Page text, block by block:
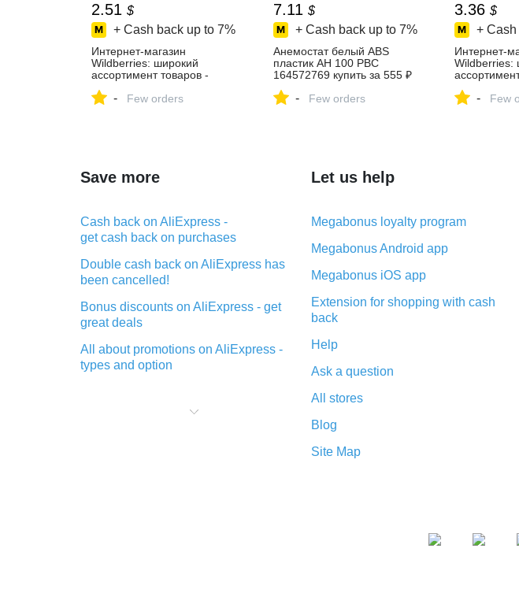
2.51 $
+ Cash back up to 7%
Интернет‑магазин
Wildberries: широкий
ассортимент товаров -
- Few orders
7.11 $
+ Cash back up to 7%
Анемостат белый ABS
пластик АН 100 РВС
164572769 купить за 555 ₽
Wildberries
- Few orders
3.36 $
+
Wildberries:
- Few
Save more
Cash back on AliExpress -
get cash back on purchases
Double cash back on AliExpress has
been cancelled!
Bonus discounts on AliExpress - get
great deals
All about promotions on AliExpress -
types and option
purchases on AliExpress - short and
Let us help
Megabonus loyalty program
Megabonus Android app
Megabonus iOS app
Extension for shopping with cash
back
Help
Ask a question
All stores
Blog
Site Map